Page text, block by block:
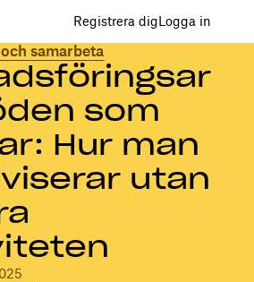
Registrera digLogga in
samarbeta
som
Hur man
utan